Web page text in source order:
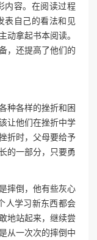
内容。在阅读过程
表自己的看法和见
动拿起书本阅读。
，还提高了他们的
种各样的挫折和困
让他们在挫折中学
折时，父母要给予
的一部分，只要勇
摔倒，他有些灰心
人学习新东西都会
地站起来，继续尝
从一次次的摔倒中